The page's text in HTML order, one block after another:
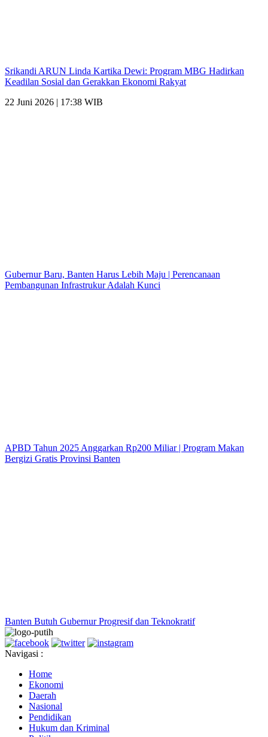
Srikandi ARUN Linda Kartika Dewi: Program MBG Hadirkan
Keadilan Sosial dan Gerakkan Ekonomi Rakyat
22 Juni 2026 | 17:38 WIB
Gubernur Baru, Banten Harus Lebih Maju | Perencanaan
Pembangunan Infrastrukur Adalah Kunci
APBD Tahun 2025 Anggarkan Rp200 Miliar | Program Makan
Bergizi Gratis Provinsi Banten
Banten Butuh Gubernur Progresif dan Teknokratif
Navigasi :
Home
Ekonomi
Daerah
Nasional
Pendidikan
Hukum dan Kriminal